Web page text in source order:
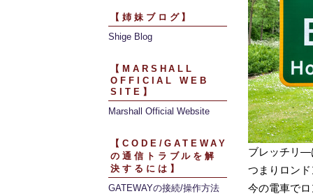
【姉妹ブログ】
Shige Blog
【MARSHALL
OFFICIAL WEB
SITE】
Marshall Official Website
【CODE/GATEWAY
の通信トラブルを解
決するには】
GATEWAYの接続/操作方法
ブレッチリ―
つまりロン
今の電車で